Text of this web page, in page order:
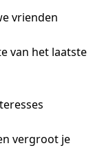
vrienden
van het laatste
vergroot je